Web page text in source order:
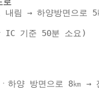
림 → 하양방면으로
IC 기준 50분 소요)
하양 방면으로 8㎞ →